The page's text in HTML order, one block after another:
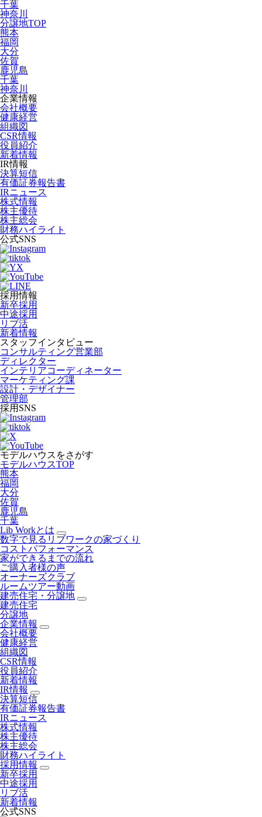
千葉
神奈川
分譲地TOP
熊本
福岡
大分
佐賀
鹿児島
千葉
神奈川
企業情報
会社概要
健康経営
組織図
CSR情報
役員紹介
新着情報
IR情報
決算短信
有価証券報告書
IRニュース
株式情報
株主優待
株主総会
財務ハイライト
公式SNS
採用情報
新卒採用
中途採用
リブ活
新着情報
スタッフインタビュー
コンサルティング営業部
ディレクター
インテリアコーディネーター
マーケティング課
設計・デザイナー
管理部
採用SNS
モデルハウスをさがす
モデルハウスTOP
熊本
福岡
大分
佐賀
鹿児島
千葉
Lib Workとは
数字で見るリブワークの家づくり
コストパフォーマンス
家ができるまでの流れ
ご購入者様の声
オーナーズクラブ
ルームツアー動画
建売住宅・分譲地
建売住宅
分譲地
企業情報
会社概要
健康経営
組織図
CSR情報
役員紹介
新着情報
IR情報
決算短信
有価証券報告書
IRニュース
株式情報
株主優待
株主総会
財務ハイライト
採用情報
新卒採用
中途採用
リブ活
新着情報
公式SNS